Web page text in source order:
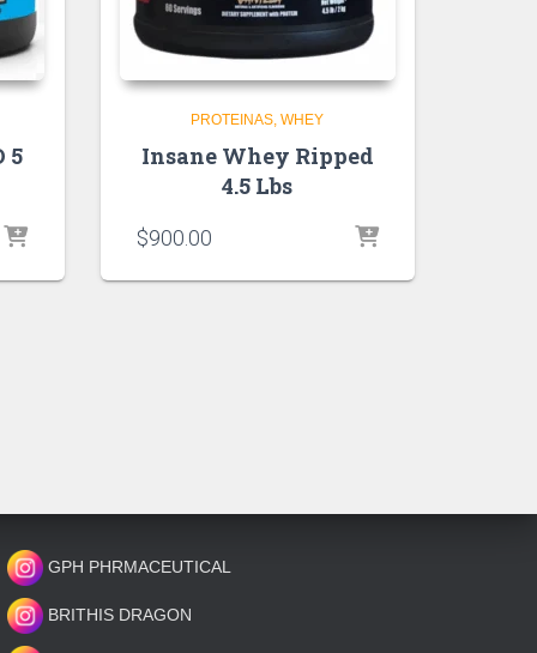
5
PROTEINAS WHEY
Insane Whey Ripped
4.5 Lbs
$900.00
GPH PHRMACEUTICAL
BRITHIS DRAGON